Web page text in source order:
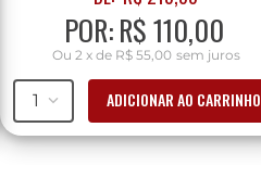
POR:R$110,00
Ou 2 xde R$ 55,00 sem juros
1 ADICIONAR AO CARRINHO